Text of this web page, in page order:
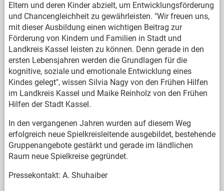
Eltern und deren Kinder abzielt, um Entwicklungsförderung
und Chancengleichheit zu gewährleisten. "Wir freuen uns,
mit dieser Ausbildung einen wichtigen Beitrag zur
Förderung von Kindern und Familien in Stadt und
Landkreis Kassel leisten zu können. Denn gerade in den
ersten Lebensjahren werden die Grundlagen für die
kognitive, soziale und emotionale Entwicklung eines
Kindes gelegt", wissen Silvia Nagy von den Frühen Hilfen
im Landkreis Kassel und Maike Reinholz von den Frühen
Hilfen der Stadt Kassel.
In den vergangenen Jahren wurden auf diesem Weg
erfolgreich neue Spielkreisleitende ausgebildet, bestehende
Gruppenangebote gestärkt und gerade im ländlichen
Raum neue Spielkreise gegründet.
Pressekontakt: A. Shuhaiber